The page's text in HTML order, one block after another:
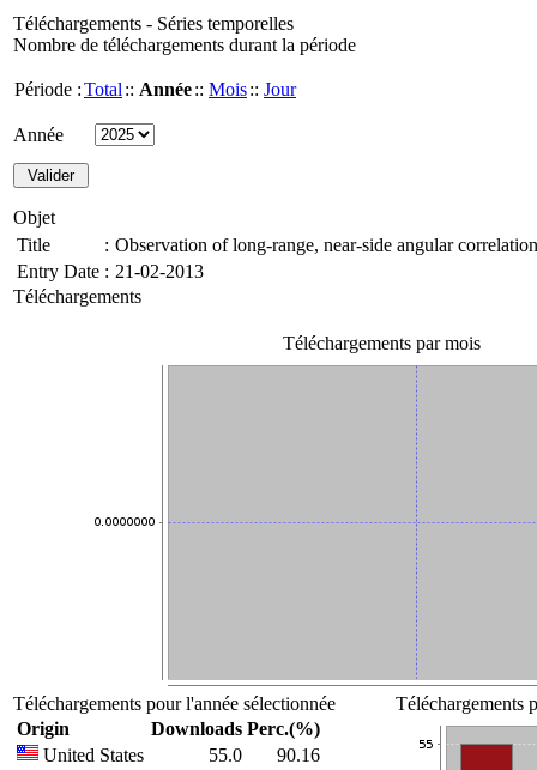
Téléchargements - Séries temporelles
Nombre de téléchargements durant la période
Période :Total :: Année:: Mois:: Jour
Année
Objet
Title
: Observation of long-range, near-side angular
Entry Date : 21-02-2013
Téléchargements
Téléchargements par mois
Téléchargements pour l'année sélectionnée
Origin
Downloads Perc.(%)
United States
55.0
90.16
Téléchargements